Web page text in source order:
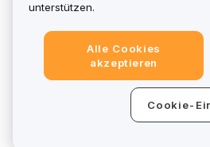
unterstützen.
Alle Cookies
akzeptieren
Cookie-